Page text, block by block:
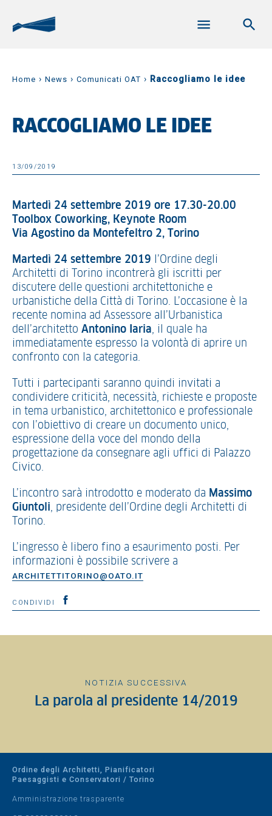
Home › News › Comunicati OAT › Raccogliamo le idee
RACCOGLIAMO LE IDEE
13/09/2019
Martedì 24 settembre 2019 ore 17.30-20.00
Toolbox Coworking, Keynote Room
Via Agostino da Montefeltro 2, Torino
Martedì 24 settembre 2019 l’Ordine degli
Architetti di Torino incontrerà gli iscritti per
discutere delle questioni architettoniche e
urbanistiche della Città di Torino. L’occasione è la
recente nomina ad Assessore all’Urbanistica
dell’architetto Antonino Iaria, il quale ha
immediatamente espresso la volontà di aprire un
confronto con la categoria.
Tutti i partecipanti saranno quindi invitati a
condividere criticità, necessità, richieste e proposte
in tema urbanistico, architettonico e professionale
con l’obiettivo di creare un documento unico,
espressione della voce del mondo della
progettazione da consegnare agli uffici di Palazzo
Civico.
L’incontro sarà introdotto e moderato da Massimo
Giuntoli, presidente dell’Ordine degli Architetti di
Torino.
L’ingresso è libero fino a esaurimento posti. Per
informazioni è possibile scrivere a
ARCHITETTITORINO@OATO.IT
CONDIVIDI
NOTIZIA SUCCESSIVA
La parola al presidente 14/2019
Ordine degli Architetti, Pianificatori
Paesaggisti e Conservatori / Torino
Amministrazione trasparente